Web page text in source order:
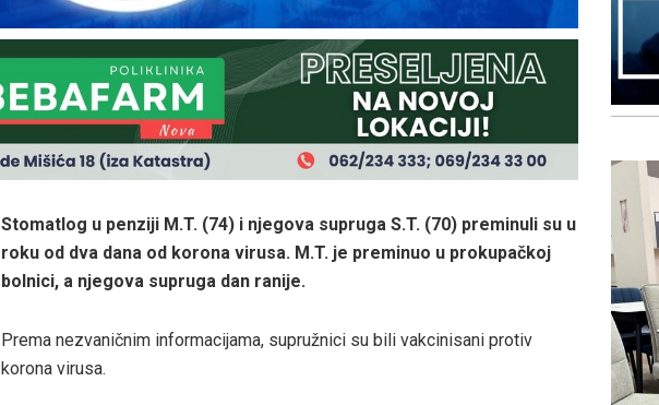
Stomatlog u penziji M.T. (74) i njegova supruga S.T. (70) preminuli su u
roku od dva dana od korona virusa. M.T. je preminuo u prokupačkoj
bolnici, a njegova supruga dan ranije.
Prema nezvaničnim informacijama, supružnici su bili vakcinisani protiv
korona virusa.